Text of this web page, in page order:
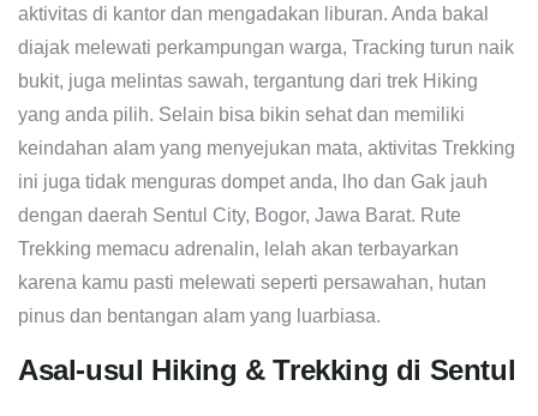
aktivitas di kantor dan mengadakan liburan. Anda bakal
diajak melewati perkampungan warga, Tracking turun naik
bukit, juga melintas sawah, tergantung dari trek Hiking
yang anda pilih. Selain bisa bikin sehat dan memiliki
keindahan alam yang menyejukan mata, aktivitas Trekking
ini juga tidak menguras dompet anda, lho dan Gak jauh
dengan daerah Sentul City, Bogor, Jawa Barat. Rute
Trekking memacu adrenalin, lelah akan terbayarkan
karena kamu pasti melewati seperti persawahan, hutan
pinus dan bentangan alam yang luarbiasa.
Asal-usul Hiking & Trekking di Sentul